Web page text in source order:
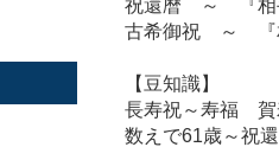
祝還暦 ～ 『相
古希御祝 ～ 『
【豆知識】
長寿祝～寿福
数えで61歳～